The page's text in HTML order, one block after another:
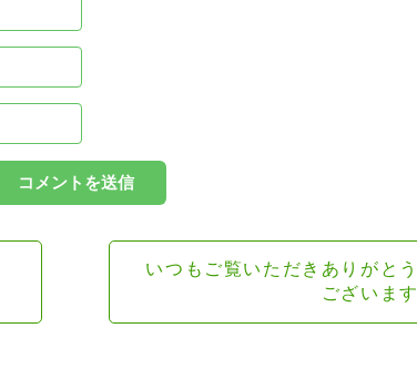
いつもご覧いただきありがとう
ございます